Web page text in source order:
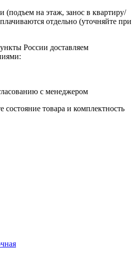
(подъем на этаж, занос в квартиру/
отдельно (уточняйте при
России доставляем
с менеджером
состояние товара и комплектность